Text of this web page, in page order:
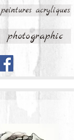
peintures acryliques
photographic